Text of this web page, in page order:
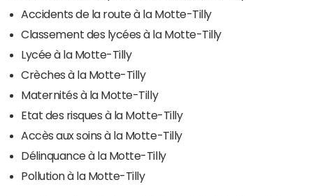
Accidents de la route à la Motte-Tilly
Classement des lycées à la Motte-Tilly
Lycée à la Motte-Tilly
Crèches à la Motte-Tilly
Maternités à la Motte-Tilly
Etat des risques à la Motte-Tilly
Accès aux soins à la Motte-Tilly
Délinquance à la Motte-Tilly
Pollution à la Motte-Tilly